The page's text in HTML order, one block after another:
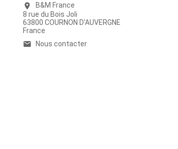
location_on
B&M France
8 rue du Bois Joli
63800 COURNON D'AUVERGNE
France
email Nous contacter